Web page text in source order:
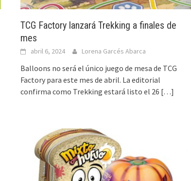
TCG Factory lanzará Trekking a finales de
mes
abril 6, 2024 Lorena Garcés Abarca
Balloons no será el único juego de mesa de TCG
Factory para este mes de abril. La editorial
confirma como Trekking estará listo el 26 […]